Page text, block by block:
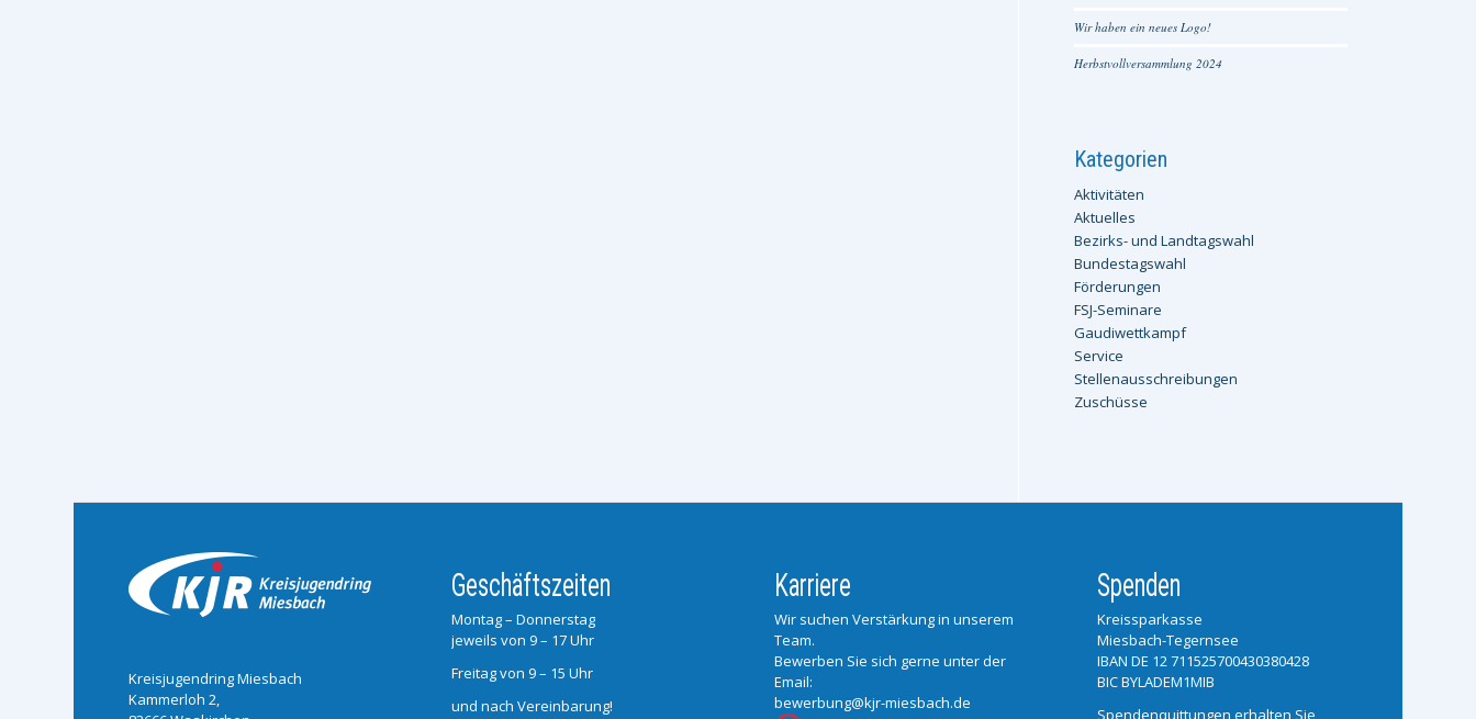
Wir haben ein neues Logo!
Herbstvollversammlung 2024
Kategorien
Aktivitäten
Aktuelles
Bezirks- und Landtagswahl
Bundestagswahl
Förderungen
FSJ-Seminare
Gaudiwettkampf
Service
Stellenausschreibungen
Zuschüsse
Kreisjugendring Miesbach
Kammerloh 2,
Geschäftszeiten
Montag – Donnerstag
jeweils von 9 – 17 Uhr
Freitag von 9 – 15 Uhr
und nach Vereinbarung!
Karriere
Wir suchen Verstärkung in unserem
Team.
Bewerben Sie sich gerne unter der
Email:
bewerbung@kjr-miesbach.de
Spenden
Kreissparkasse
Miesbach-Tegernsee
IBAN DE 12 711525700430380428
BIC BYLADEM1MIB
Spendenquittungen erhalten Sie